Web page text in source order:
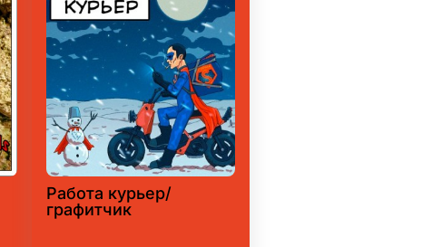
Работа курьер/
графитчик